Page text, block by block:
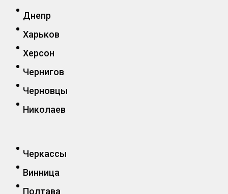
Днепр
Харьков
Херсон
Чернигов
Черновцы
Николаев
Черкассы
Винница
Полтава